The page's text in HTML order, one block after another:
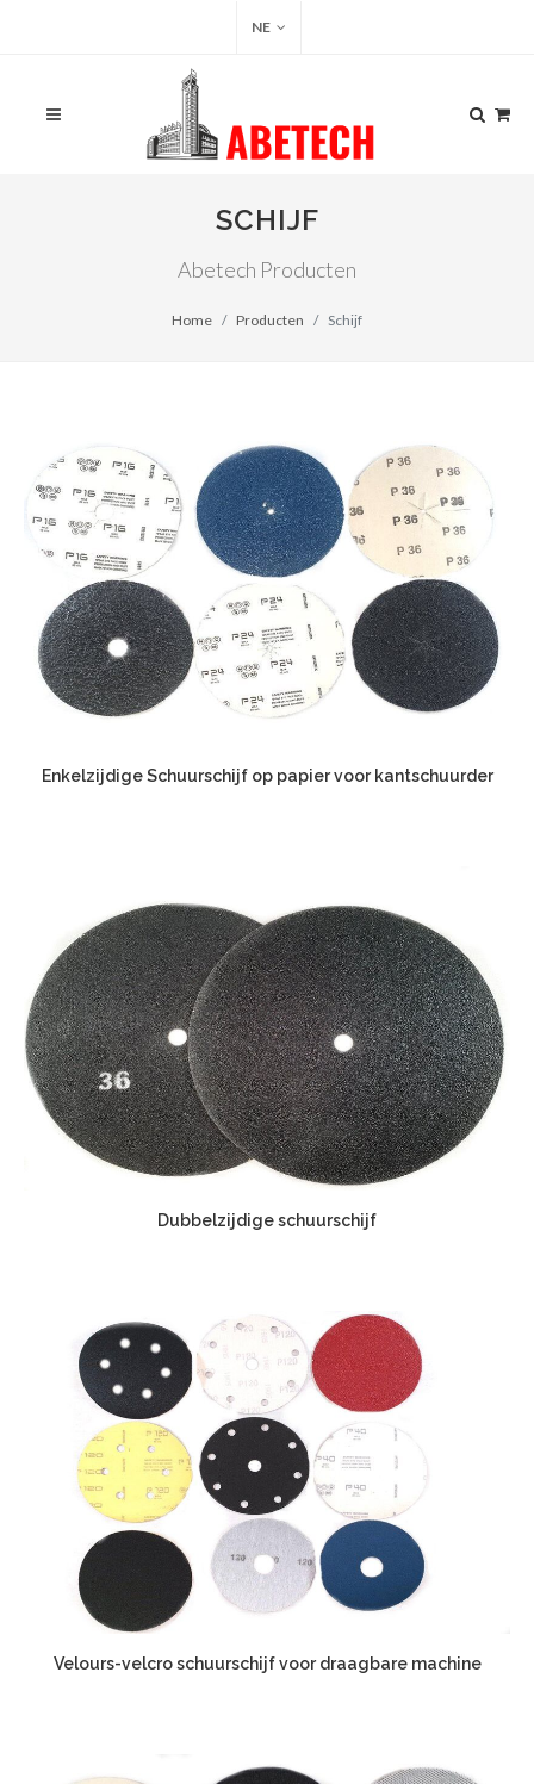
NE
SCHIJF
Abetech Producten
Home Producten Schijf
Enkelzijdige Schuurschijf op papier voor kantschuurder
Dubbelzijdige schuurschijf
Velours-velcro schuurschijf voor draagbare machine